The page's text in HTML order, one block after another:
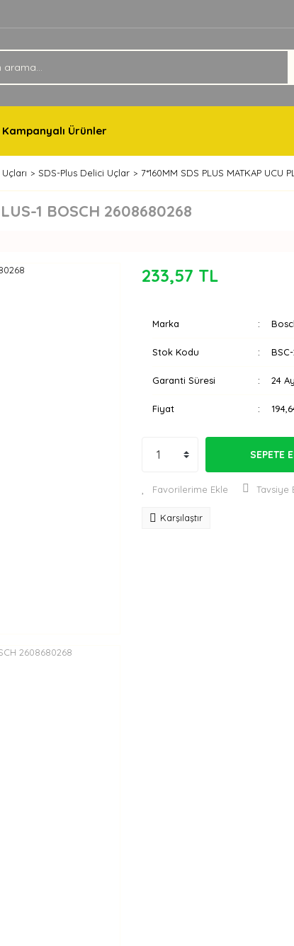
Kampanyalı Ürünler
SDS-Plus Delici Uçlar 7*160MM SDS PLUS MATKAP UCU
1 BOSCH 2608680268
233,57 TL
Marka
Stok Kodu
Garanti Süresi 24 Ay
Fiyat
SEPETE
Tavsiye
Karşılaştır